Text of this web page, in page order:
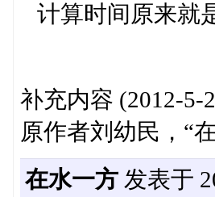
计算时间原来就
补充内容 (2012-5-
原作者刘幼民，“
在水一方发表于